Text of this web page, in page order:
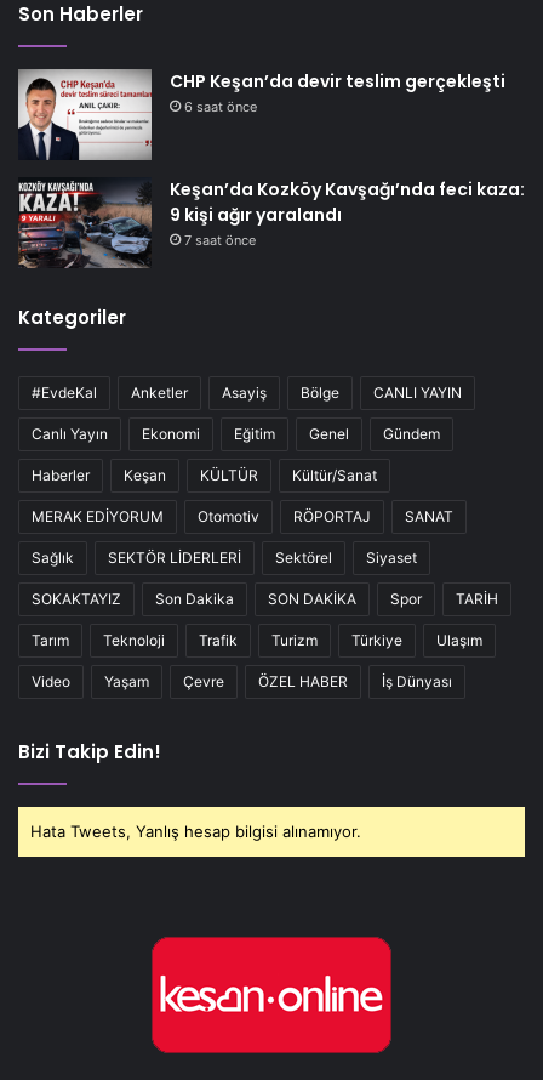
Son Haberler
CHP Keşan’da devir teslim gerçekleşti
6 saat önce
Keşan’da Kozköy Kavşağı’nda feci kaza:
9 kişi ağır yaralandı
7 saat önce
Kategoriler
#EvdeKal Anketler Asayiş Bölge CANLI YAYIN
Canlı Yayın Ekonomi Eğitim Genel Gündem
Haberler Keşan KÜLTÜR Kültür/Sanat
MERAK EDİYORUM Otomotiv RÖPORTAJ SANAT
Sağlık SEKTÖR LİDERLERİ Sektörel Siyaset
SOKAKTAYIZ Son Dakika SON DAKİKA Spor TARİH
Tarım Teknoloji Trafik Turizm Türkiye Ulaşım
Video Yaşam Çevre ÖZEL HABER İş Dünyası
Bizi Takip Edin!
Hata Tweets, Yanlış hesap bilgisi alınamıyor.